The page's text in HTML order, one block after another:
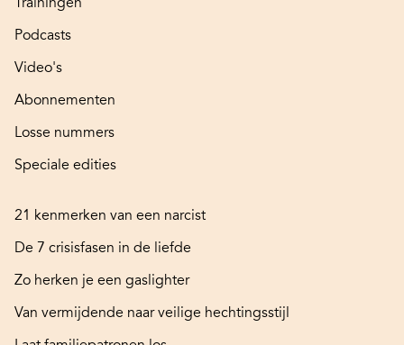
Podcasts
Video's
Abonnementen
Losse nummers
Speciale edities
21 kenmerken van een narcist
De 7 crisisfasen in de liefde
Zo herken je een gaslighter
Van vermijdende naar veilige hechtingsstijl